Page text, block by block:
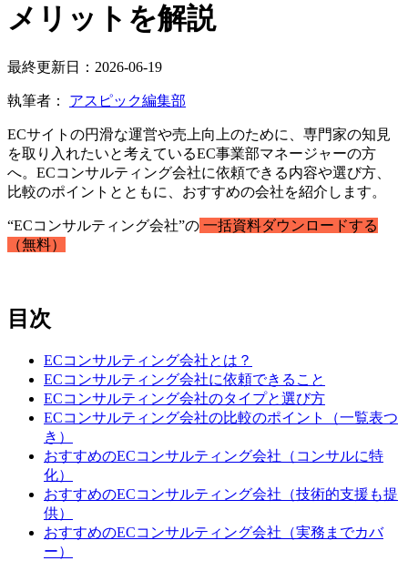
メリットを解説
最終更新日：2026-06-19
執筆者： アスピック編集部
ECサイトの円滑な運営や売上向上のために、専門家の知見
を取り入れたいと考えているEC事業部マネージャーの方
へ。ECコンサルティング会社に依頼できる内容や選び方、
比較のポイントとともに、おすすめの会社を紹介します。
“ECコンサルティング会社”の 一括資料ダウンロードする
（無料）
目次
ECコンサルティング会社とは？
ECコンサルティング会社に依頼できること
ECコンサルティング会社のタイプと選び方
ECコンサルティング会社の比較のポイント（一覧表つ
き）
おすすめのECコンサルティング会社（コンサルに特
化）
おすすめのECコンサルティング会社（技術的支援も提
供）
おすすめのECコンサルティング会社（実務までカバ
ー）